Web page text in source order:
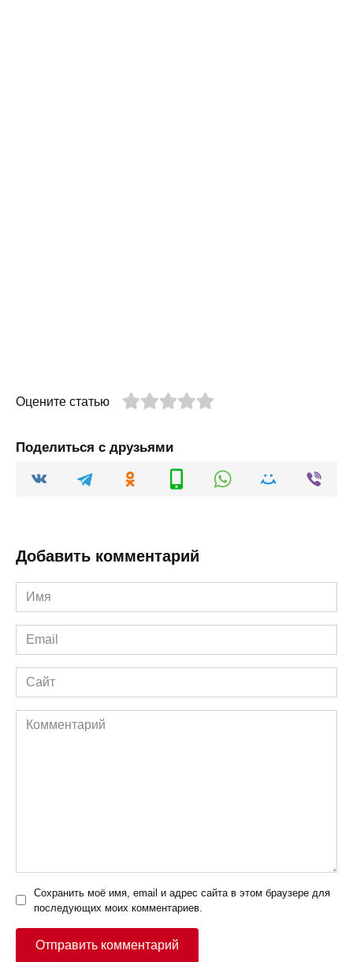
Оцените статью
Поделиться с друзьями
Добавить комментарий
Имя
*
Email
*
Сайт
Комментарий
Сохранить моё имя, email и адрес сайта в этом браузере для
последующих моих комментариев.